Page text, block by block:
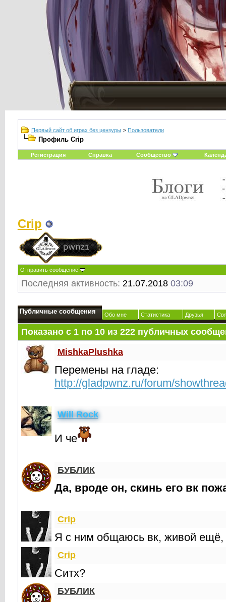
Первый сайт об играх без цензуры > Пользователи
Профиль Crip
Регистрация Справка Сообщество
Crip
Отправить сообщение
Последняя активность: 21.07.2018 03:09
Публичные сообщения Обо мне Статистика Друзья
Показано с 1 по 10из 222публичных
MishkaPlushka
Перемены на гладе:
http://gladpwnz.ru/forum/
Will Rock
И че
БУБЛИК
Да, вроде он, скинь его вк
Crip
Я с ним общаюсь вк, живой ещё,
Crip
Ситх?
БУБЛИК